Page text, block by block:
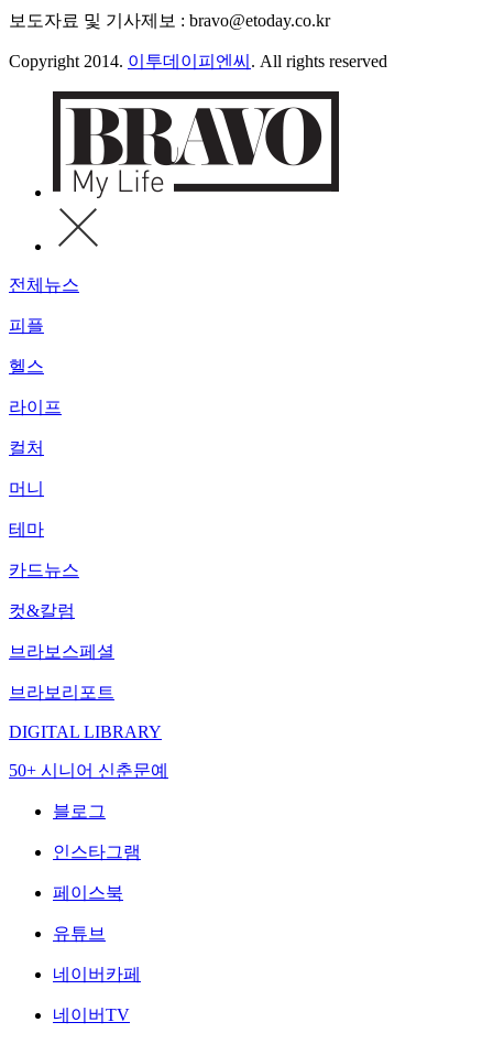
보도자료 및 기사제보 : bravo@etoday.co.kr
Copyright 2014. 이투데이피엔씨 . All rights reserved
전체뉴스
피플
헬스
라이프
컬처
머니
테마
카드뉴스
컷&칼럼
브라보스페셜
브라보리포트
DIGITAL LIBRARY
50+ 시니어 신춘문예
블로그
인스타그램
페이스북
유튜브
네이버카페
네이버TV